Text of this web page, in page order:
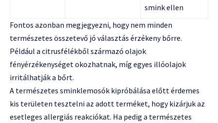
smink ellen
Fontos azonban megjegyezni, hogy nem minden
természetes összetevő jó választás érzékeny bőrre.
Például a citrusfélékből származó olajok
fényérzékenységet okozhatnak, míg egyes illóolajok
irritálhatják a bőrt.
A természetes sminklemosók kipróbálása előtt érdemes
kis területen tesztelni az adott terméket, hogy kizárjuk az
esetleges allergiás reakciókat. Ha pedig a természetes